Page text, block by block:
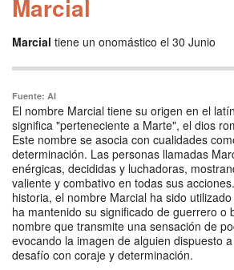
Marcial
Marcial tiene un onomástico el 30 Junio
Fuente: AI
El nombre Marcial tiene su origen en el
significa "perteneciente a Marte", el dios
Este nombre se asocia con cualidades
determinación. Las personas llamadas
enérgicas, decididas y luchadoras,
valiente y combativo en todas sus
historia, el nombre Marcial ha sido
ha mantenido su significado de guerrero o
nombre que transmite una sensación de
evocando la imagen de alguien dispuesto
desafío con coraje y determinación.